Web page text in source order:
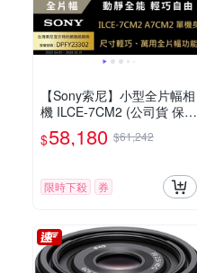
【Sony索尼】小型全片幅相
機 ILCE-7CM2 (公司貨 保固
18+6個月)
$58,180 $61,242
限時下殺 券